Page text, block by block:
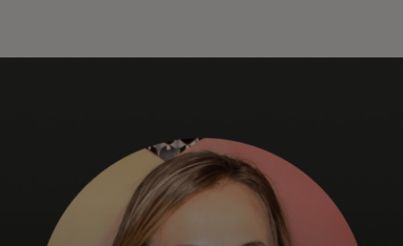
Pour le monde
Pour les innovateurs